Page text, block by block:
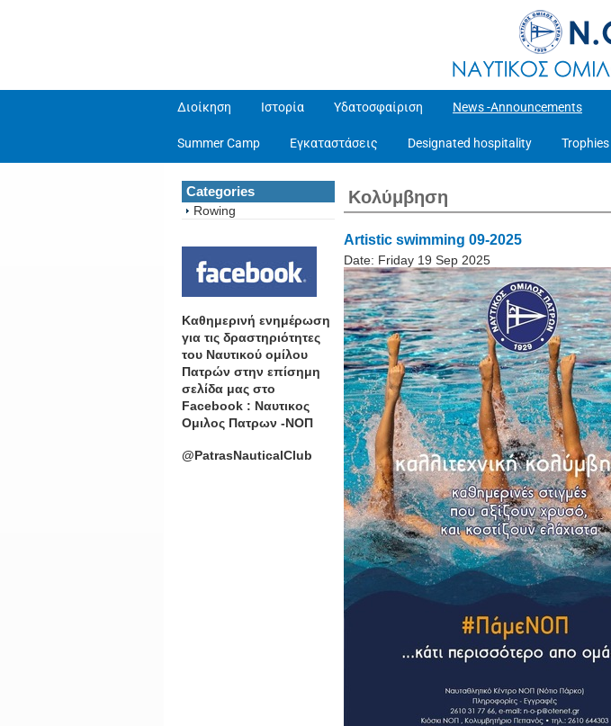
Διοίκηση Ιστορία Υδατοσφαίριση News -Announcements
Summer Camp Εγκαταστάσεις Designated hospitality Trophies
Categories
Rowing
Καθημερινή ενημέρωση
για τις δραστηριότητες
του Ναυτικού ομίλου
Πατρών στην επίσημη
σελίδα μας στο
Facebook : Ναυτικος
Ομιλος Πατρων -ΝΟΠ
@PatrasNauticalClub
Κολύμβηση
Artistic swimming 09-2025
Date: Friday 19 Sep 2025